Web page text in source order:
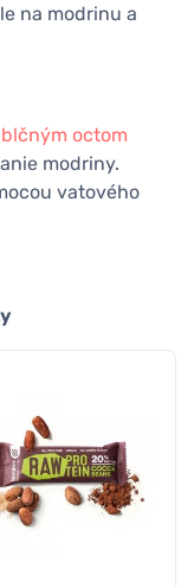
na modrinu a
octom
modriny.
vatového